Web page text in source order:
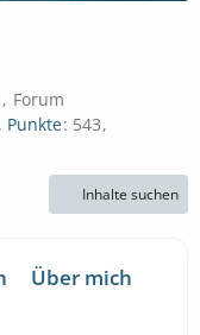
Forum
Punkte 543
Inhalte suchen
Über mich